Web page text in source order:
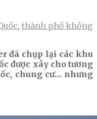
, thành phố không
đã chụp lại các khu
được xây cho tương
chung cư… nhưng